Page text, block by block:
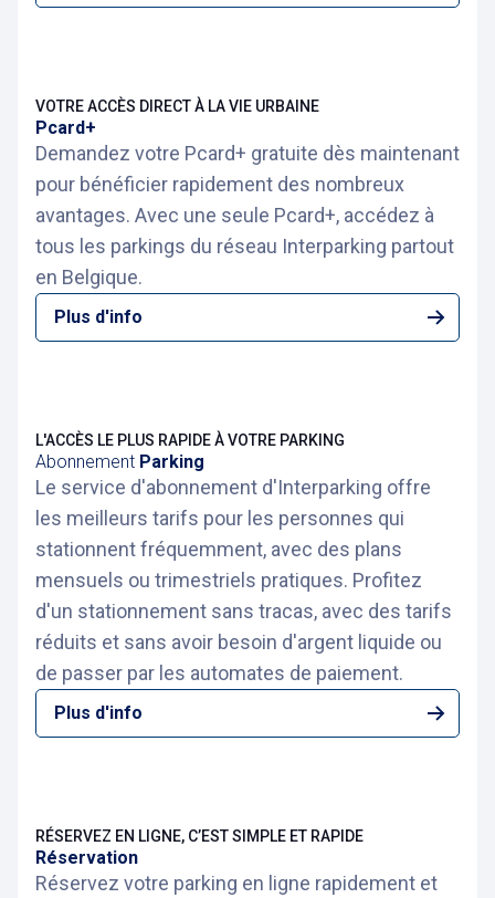
Pcard+
VOTRE ACCÈS DIRECT À LA VIE URBAINE
Demandez votre Pcard+ gratuite dès maintenant
pour bénéficier rapidement des nombreux
avantages. Avec une seule Pcard+, accédez à
tous les parkings du réseau Interparking partout
en Belgique.
Plus d'info
Abonnement Parking
L'ACCÈS LE PLUS RAPIDE À VOTRE PARKING
Le service d'abonnement d'Interparking offre
les meilleurs tarifs pour les personnes qui
stationnent fréquemment, avec des plans
mensuels ou trimestriels pratiques. Profitez
d'un stationnement sans tracas, avec des tarifs
réduits et sans avoir besoin d'argent liquide ou
de passer par les automates de paiement.
Plus d'info
Réservation
RÉSERVEZ EN LIGNE, C’EST SIMPLE ET RAPIDE
Réservez votre parking en ligne rapidement et